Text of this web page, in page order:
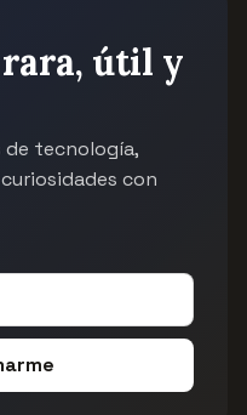
rara, útil y
de tecnología,
con